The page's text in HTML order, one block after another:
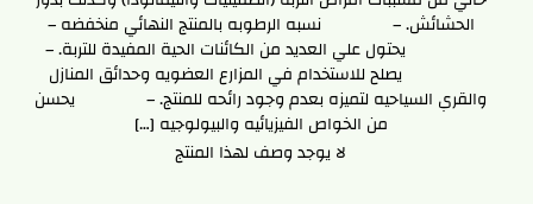
الحشائش. – نسبه الرطوبه بالمنتج النهائي منخفضه –
يحتول علي العديد من الكائنات الحية المفيدة للتربة. –
يصلح للاستخدام في المزارع العضويه وحدائق المنازل
والقري السياحيه لتميزه بعدم وجود رائحه للمنتج. – يحسن
من الخواص الفيزيائيه والبيولوجيه […]
لا يوجد وصف لهذا المنتج